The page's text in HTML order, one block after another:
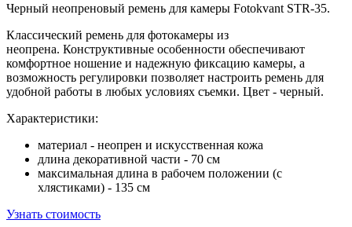
Черный неопреновый ремень для камеры Fotokvant STR-35.
Классический ремень для фотокамеры из
неопрена. Конструктивные особенности обеспечивают
комфортное ношение и надежную фиксацию камеры, а
возможность регулировки позволяет настроить ремень для
удобной работы в любых условиях съемки. Цвет - черный.
Характеристики:
материал - неопрен и искусственная кожа
длина декоративной части - 70 см
максимальная длина в рабочем положении (с
хлястиками) - 135 см
Узнать стоимость